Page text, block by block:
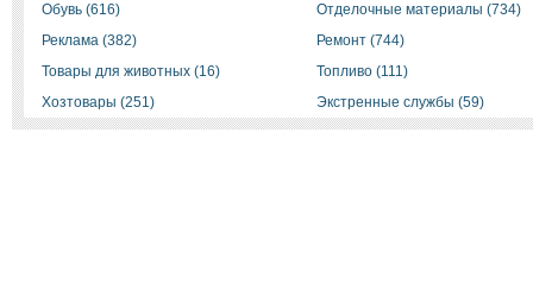
Обувь (616)
Отделочные материалы (734)
Реклама (382)
Ремонт (744)
Товары для животных (16)
Топливо (111)
Хозтовары (251)
Экстренные службы (59)